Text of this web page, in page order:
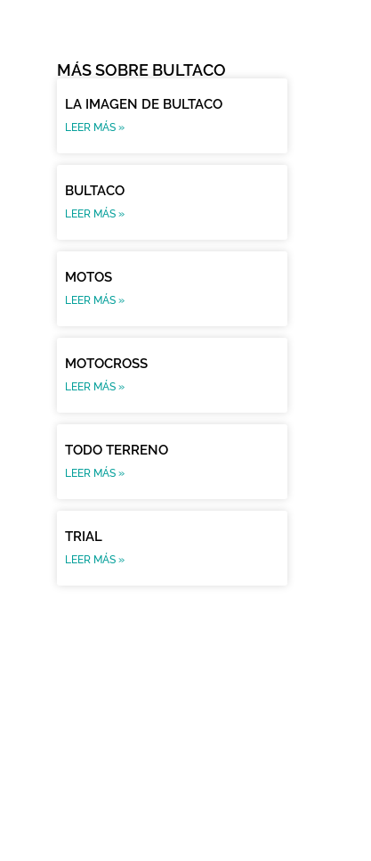
MÁS SOBRE BULTACO
LA IMAGEN DE BULTACO
LEER MÁS »
BULTACO
LEER MÁS »
MOTOS
LEER MÁS »
MOTOCROSS
LEER MÁS »
TODO TERRENO
LEER MÁS »
TRIAL
LEER MÁS »